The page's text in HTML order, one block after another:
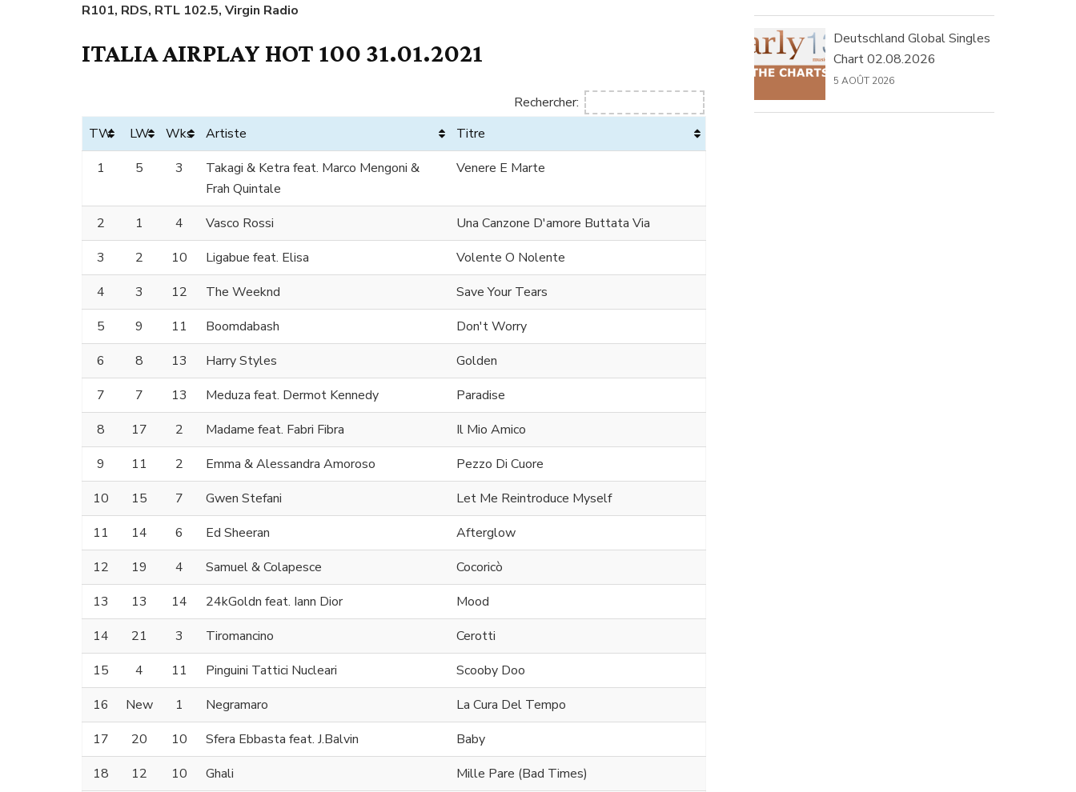
R101, RDS, RTL 102.5, Virgin Radio
ITALIA AIRPLAY HOT 100 31.01.2021
Rechercher:
TW
LW Wks Artiste
Titre
1
5 3
Takagi & Ketra feat. Marco Mengoni &
Frah Quintale
Venere E Marte
2 1 4 Vasco Rossi
Una Canzone D'amore Buttata Via
3
2 10 Ligabue feat. Elisa
Volente O Nolente
4
3 12 The Weeknd
Save Your Tears
5
9 11 Boomdabash
Don't Worry
6
8 13 Harry Styles
Golden
7
7 13 Meduza feat. Dermot Kennedy
Paradise
8
17 2 Madame feat. Fabri Fibra
Il Mio Amico
9
11 2 Emma & Alessandra Amoroso
Pezzo Di Cuore
10
15 7 Gwen Stefani
Let Me Reintroduce Myself
11
14 6 Ed Sheeran
Afterglow
12
19 4 Samuel & Colapesce
Cocoricò
13
13 14 24kGoldn feat. Iann Dior
Mood
14
21 3 Tiromancino
Cerotti
15
4 11 Pinguini Tattici Nucleari
Scooby Doo
16
New 1 Negramaro
La Cura Del Tempo
17
20 10 Sfera Ebbasta feat. J.Balvin
Baby
18
12 10 Ghali
Mille Pare (Bad Times)
Deutschland Global Singles
Chart 02.08.2026
5 AOÛT 2026